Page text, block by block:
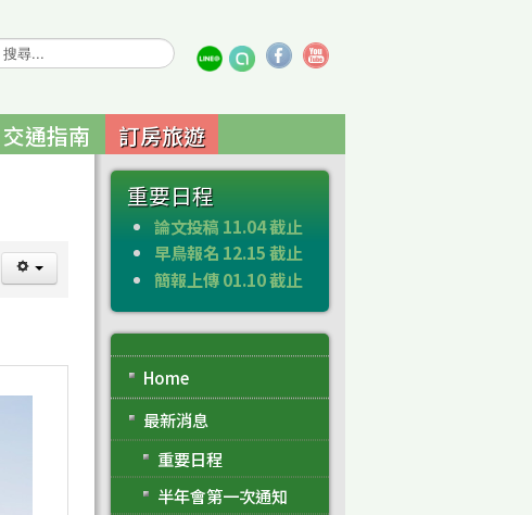
交通指南 訂房旅遊
重要日程
論文投稿 11.04 截止
早鳥報名 12.15 截止
簡報上傳 01.10 截止
Home
最新消息
重要日程
半年會第一次通知